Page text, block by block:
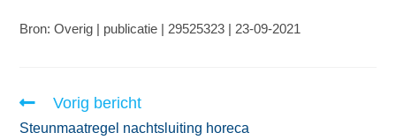
Bron: Overig | publicatie | 29525323 | 23-09-2021
Vorig bericht
Steunmaatregel nachtsluiting horeca